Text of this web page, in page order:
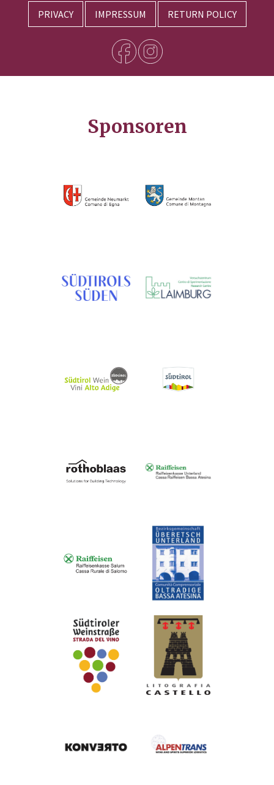
PRIVACY IMPRESSUM RETURN POLICY
Sponsoren